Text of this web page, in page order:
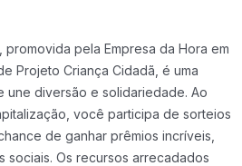
promovida pela Empresa da Hora em
Projeto Criança Cidadã, é uma
une diversão e solidariedade. Ao
você participa de sorteios
de ganhar prêmios incríveis,
sociais. Os recursos arrecadados